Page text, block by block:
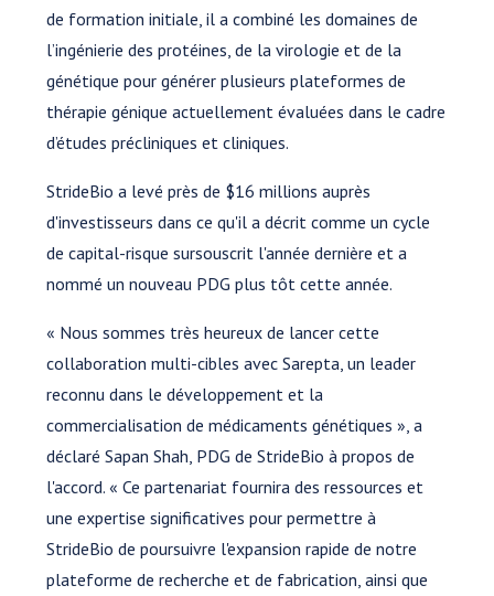
de formation initiale, il a combiné les domaines de
l’ingénierie des protéines, de la virologie et de la
génétique pour générer plusieurs plateformes de
thérapie génique actuellement évaluées dans le cadre
d’études précliniques et cliniques.
StrideBio a levé près de $16 millions auprès
d'investisseurs dans ce qu'il a décrit comme un cycle
de capital-risque sursouscrit l'année dernière et a
nommé un nouveau PDG plus tôt cette année.
« Nous sommes très heureux de lancer cette
collaboration multi-cibles avec Sarepta, un leader
reconnu dans le développement et la
commercialisation de médicaments génétiques », a
déclaré Sapan Shah, PDG de StrideBio à propos de
l'accord. « Ce partenariat fournira des ressources et
une expertise significatives pour permettre à
StrideBio de poursuivre l'expansion rapide de notre
plateforme de recherche et de fabrication, ainsi que